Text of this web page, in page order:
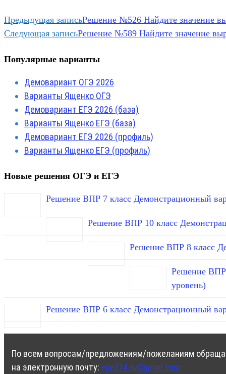
Предыдущая записьРешение №526 Найдите значение
Следующая записьРешение №589 Найдите значение
Популярные варианты
Демовариант ОГЭ 2026
Варианты Ященко ОГЭ
Демовариант ЕГЭ 2026 (база)
Варианты Ященко ЕГЭ (база)
Демовариант ЕГЭ 2026 (профиль)
Варианты Ященко ЕГЭ (профиль)
Новые решения ОГЭ и ЕГЭ
Решение ВПР 7 класс Демонстрационный
Решение ВПР 10 класс
Решение ВПР 8 класс
Решение ВПР
уровень)
Решение ВПР 6 класс Демонстрационный
По всем вопросам/предложениям/пожеланиям
на электронную почту: ege314.ru@gmail.com